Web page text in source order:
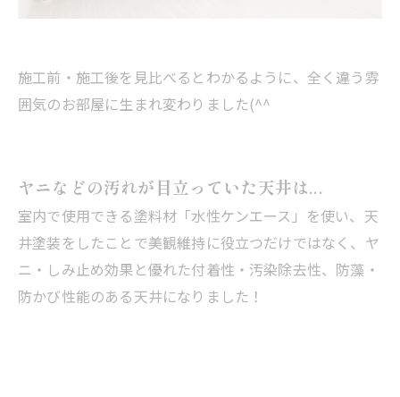
施工前・施工後を見比べるとわかるように、全く違う雰
囲気のお部屋に生まれ変わりました(^^
ヤニなどの汚れが目立っていた天井は...
室内で使用できる塗料材「水性ケンエース」を使い、天
井塗装をしたことで美観維持に役立つだけではなく、ヤ
ニ・しみ止め効果と優れた付着性・汚染除去性、防藻・
防かび性能のある天井になりました！